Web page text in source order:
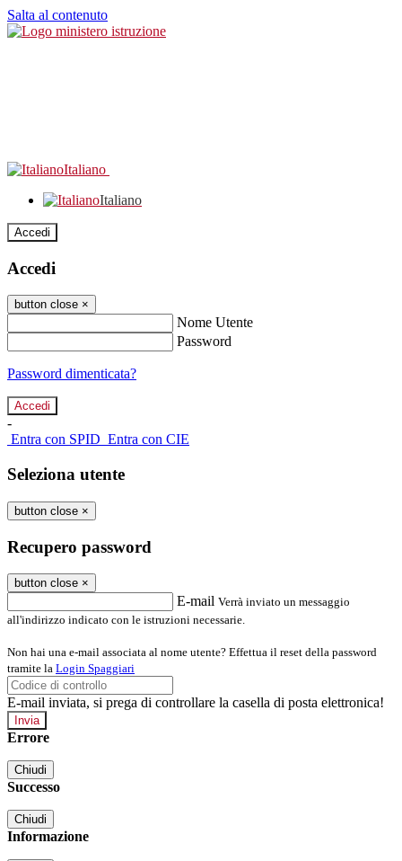
Salta al contenuto
Italiano
Italiano
Accedi
Accedi
button close ×
Nome Utente
Password
Password dimenticata?
-
Entra con SPID Entra con CIE
Seleziona utente
button close ×
Recupero password
button close ×
E-mail Verrà inviato un messaggio
all'indirizzo indicato con le istruzioni necessarie.
Non hai una e-mail associata al nome utente? Effettua il reset della password
tramite la Login Spaggiari
E-mail inviata, si prega di controllare la casella di posta elettronica!
Errore
Chiudi
Successo
Chiudi
Informazione